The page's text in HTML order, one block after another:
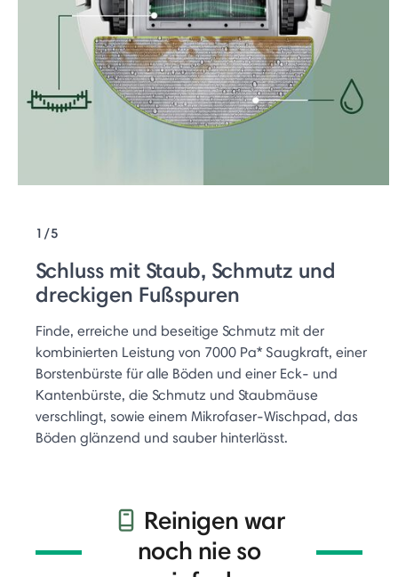
1/5
Schluss mit Staub, Schmutz und
dreckigen Fußspuren
Finde, erreiche und beseitige Schmutz mit der
kombinierten Leistung von 7000 Pa* Saugkraft, einer
Borstenbürste für alle Böden und einer Eck- und
Kantenbürste, die Schmutz und Staubmäuse
verschlingt, sowie einem Mikrofaser-Wischpad, das
Böden glänzend und sauber hinterlässt.
Reinigen war
noch nie so